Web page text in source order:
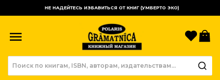
НЕ НАДЕЙТЕСЬ ИЗБАВИТЬСЯ ОТ КНИГ (УМБЕРТО ЭКО)